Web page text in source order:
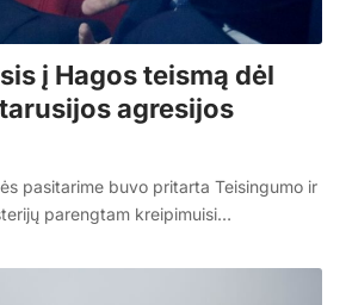
į Hagos teismą dėl
agresijos
pasitarime buvo pritarta Teisingumo ir
parengtam kreipimuisi…